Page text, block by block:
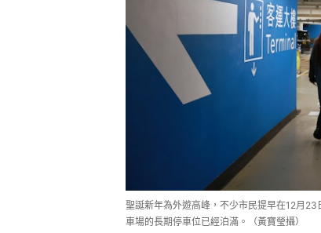
聖誕新年為外遊高峰，不少市民提早在12月
車場的長期停車位已經泊滿。（黃寶瑩攝）